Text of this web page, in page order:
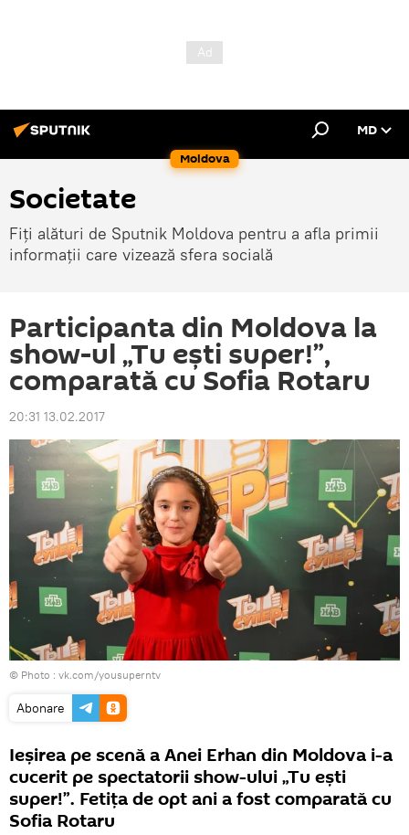
Moldova
MD
Societate
Fiți alături de Sputnik Moldova pentru a afla primii
informații care vizează sfera socială
Participanta din Moldova la
show-ul „Tu ești super!”,
comparată cu Sofia Rotaru
20:31 13.02.2017
© Photo : vk.com/yousuperntv
Abonare
Ieșirea pe scenă a Anei Erhan din Moldova i-a
cucerit pe spectatorii show-ului „Tu ești
super!”. Fetița de opt ani a fost comparată cu
Sofia Rotaru